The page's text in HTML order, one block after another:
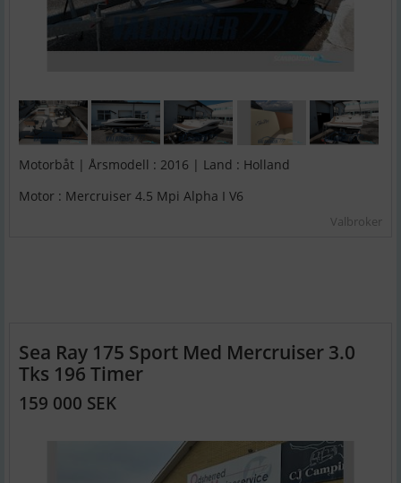
Motorbåt | Årsmodell : 2016 | Land : Holland
Motor : Mercruiser 4.5 Mpi Alpha I V6
Valbroker
Sea Ray 175 Sport Med Mercruiser 3.0
Tks 196 Timer
159 000 SEK